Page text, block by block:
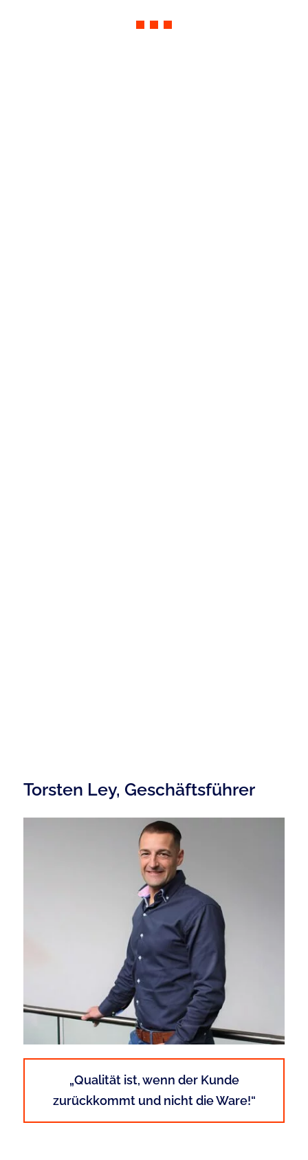
Torsten Ley, Geschäftsführer
„Qualität ist, wenn der Kunde
zurückkommt und nicht die Ware!“